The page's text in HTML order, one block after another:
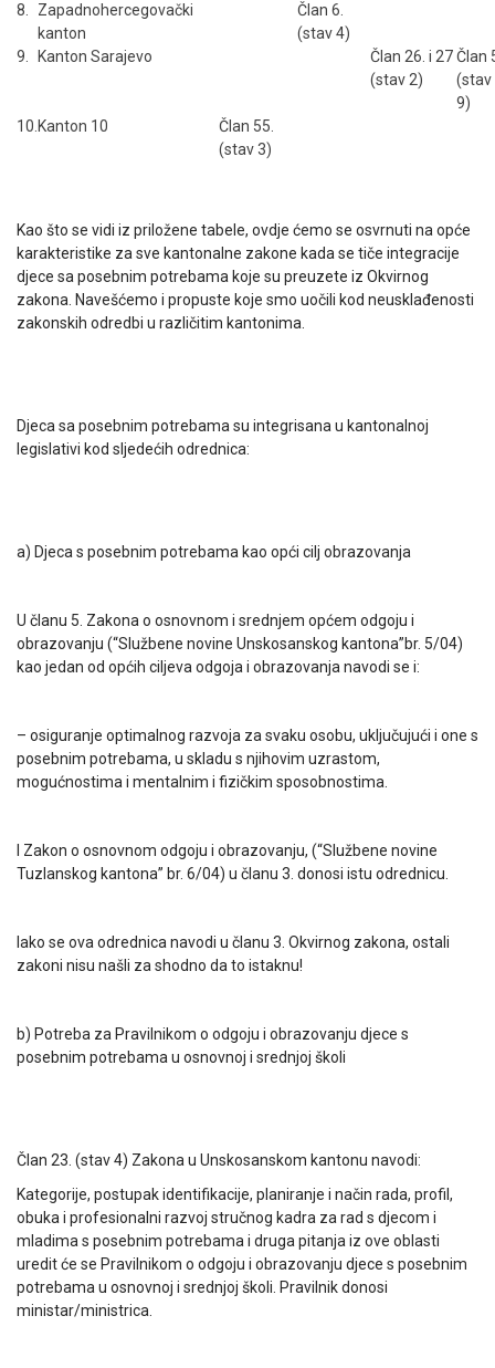
8.
Zapadnohercegovački
kanton
Član 6.
(stav 4)
9.
Kanton Sarajevo
Član 26. i 27
(stav 2)
Član
(stav
9)
10. Kanton 10
Član 55.
(stav 3)
Kao što se vidi iz priložene tabele, ovdje ćemo se osvrnuti na opće
karakteristike za sve kantonalne zakone kada se tiče integracije
djece sa posebnim potrebama koje su preuzete iz Okvirnog
zakona. Navešćemo i propuste koje smo uočili kod neusklađenosti
zakonskih odredbi u različitim kantonima.
Djeca sa posebnim potrebama su integrisana u kantonalnoj
legislativi kod sljedećih odrednica:
a) Djeca s posebnim potrebama kao opći cilj obrazovanja
U članu 5. Zakona o osnovnom i srednjem općem odgoju i
obrazovanju (“Službene novine Unskosanskog kantona”br. 5/04)
kao jedan od općih ciljeva odgoja i obrazovanja navodi se i:
– osiguranje optimalnog razvoja za svaku osobu, uključujući i one s
posebnim potrebama, u skladu s njihovim uzrastom,
mogućnostima i mentalnim i fizičkim sposobnostima.
I Zakon o osnovnom odgoju i obrazovanju, (“Službene novine
Tuzlanskog kantona” br. 6/04) u članu 3. donosi istu odrednicu.
Iako se ova odrednica navodi u članu 3. Okvirnog zakona, ostali
zakoni nisu našli za shodno da to istaknu!
b) Potreba za Pravilnikom o odgoju i obrazovanju djece s
posebnim potrebama u osnovnoj i srednjoj školi
Član 23. (stav 4) Zakona u Unskosanskom kantonu navodi:
Kategorije, postupak identifikacije, planiranje i način rada, profil,
obuka i profesionalni razvoj stručnog kadra za rad s djecom i
mladima s posebnim potrebama i druga pitanja iz ove oblasti
uredit će se Pravilnikom o odgoju i obrazovanju djece s posebnim
potrebama u osnovnoj i srednjoj školi. Pravilnik donosi
ministar/ministrica.